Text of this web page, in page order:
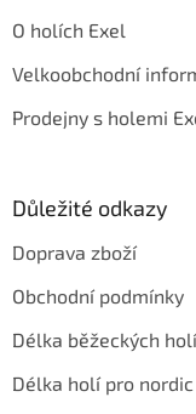
O holích Exel
Velkoobchodní
Prodejny s holemi
Důležité odkazy
Doprava zboží
Obchodní podmínky
Délka běžeckých holí
Délka holí pro